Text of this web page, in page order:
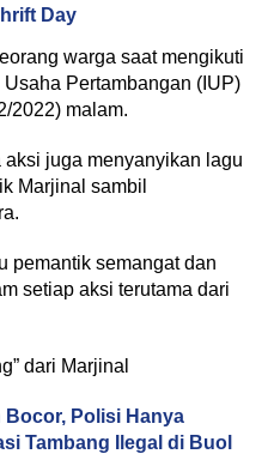
Day
warga saat mengikuti
Pertambangan (IUP)
2022) malam.
juga menyanyikan lagu
Marjinal sambil
pemantik semangat dan
setiap aksi terutama dari
dari Marjinal
Bocor, Polisi Hanya
Tambang Ilegal di Buol